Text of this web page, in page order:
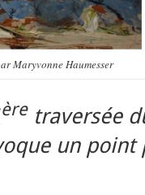
Maryvonne Haumesser
èretraversée
un